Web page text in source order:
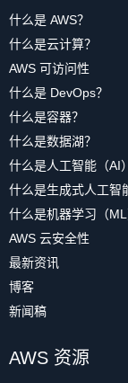
什么是 AWS？
什么是云计算？
AWS 可访问性
什么是 DevOps？
什么是容器？
什么是数据湖？
什么是人工智能（AI
什么是生成式人工智
什么是机器学习（ML
AWS 云安全性
最新资讯
博客
新闻稿
AWS 资源